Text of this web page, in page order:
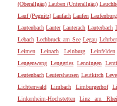
(Oberallgäu) Lauben (Unterallgäu)
Lauf (Pegnitz) Laufach Laufen Laufenburg
Lautenbach Lauter Lauterach Lauterbach
Lebach Lechbruck am See Legau
Leimen
Leinach Leinburg Leinfelden
Lengenwang Lenggries Lenningen
Leutenbach Leutershausen Leutkirch
Lichtenwald
Limbach Limburgerhof
Linkenheim-Hochstetten
Linz am